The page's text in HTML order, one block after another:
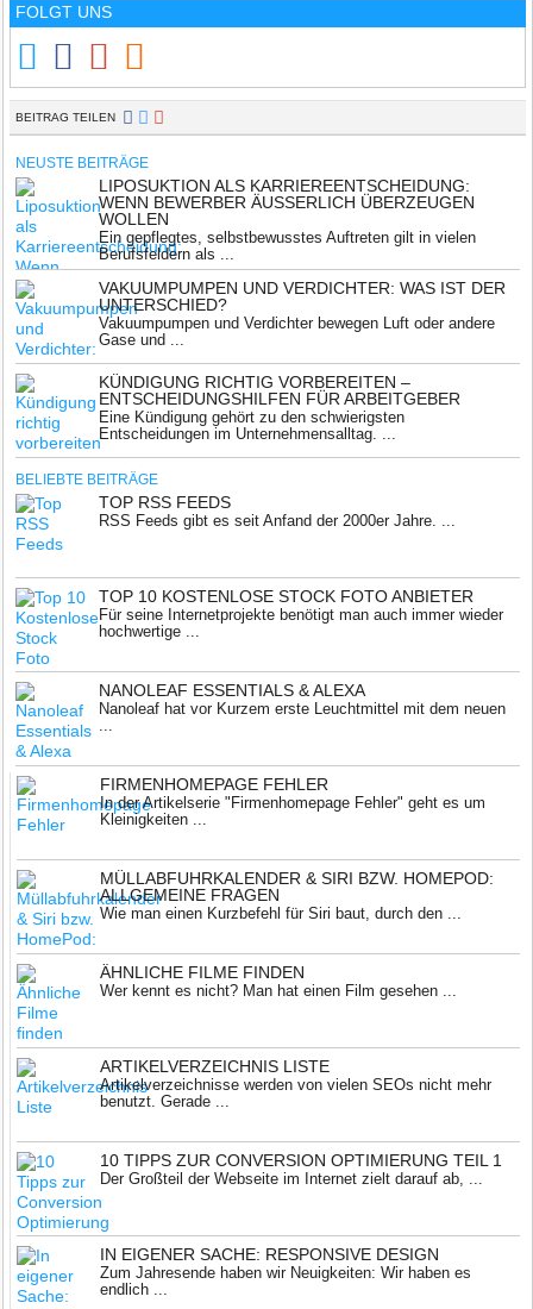
FOLGT UNS
BEITRAG TEILEN
NEUSTE BEITRÄGE
LIPOSUKTION ALS KARRIEREENTSCHEIDUNG:
WENN BEWERBER ÄUSSERLICH ÜBERZEUGEN W
OLLEN
Ein gepflegtes, selbstbewusstes Auftreten gilt in vielen
Berufsfeldern als ...
VAKUUMPUMPEN UND VERDICHTER: WAS IST DER
UNTERSCHIED?
Vakuumpumpen und Verdichter bewegen Luft oder andere
Gase und ...
KÜNDIGUNG RICHTIG VORBEREITEN –
ENTSCHEIDUNGSHILFEN FÜR ARBEITGEBER
Eine Kündigung gehört zu den schwierigsten
Entscheidungen im Unternehmensalltag. ...
BELIEBTE BEITRÄGE
TOP RSS FEEDS
RSS Feeds gibt es seit Anfand der 2000er Jahre. ...
TOP 10 KOSTENLOSE STOCK FOTO ANBIETER
Für seine Internetprojekte benötigt man auch immer wieder
hochwertige ...
NANOLEAF ESSENTIALS & ALEXA
Nanoleaf hat vor Kurzem erste Leuchtmittel mit dem neuen
...
FIRMENHOMEPAGE FEHLER
In der Artikelserie "Firmenhomepage Fehler" geht es um
Kleinigkeiten ...
MÜLLABFUHRKALENDER & SIRI BZW. HOMEPOD:
ALLGEMEINE FRAGEN
Wie man einen Kurzbefehl für Siri baut, durch den ...
ÄHNLICHE FILME FINDEN
Wer kennt es nicht? Man hat einen Film gesehen ...
ARTIKELVERZEICHNIS LISTE
Artikelverzeichnisse werden von vielen SEOs nicht mehr
benutzt. Gerade ...
10 TIPPS ZUR CONVERSION OPTIMIERUNG TEIL 1
Der Großteil der Webseite im Internet zielt darauf ab, ...
IN EIGENER SACHE: RESPONSIVE DESIGN
Zum Jahresende haben wir Neuigkeiten: Wir haben es
endlich ...